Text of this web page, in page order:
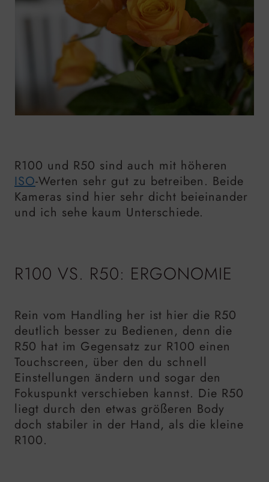
R100 und R50 sind auch mit höheren
ISO-Werten sehr gut zu betreiben. Beide
Kameras sind hier sehr dicht beieinander
und ich sehe kaum Unterschiede.
R100 VS. R50: ERGONOMIE
Rein vom Handling her ist hier die R50
deutlich besser zu Bedienen, denn die
R50 hat im Gegensatz zur R100 einen
Touchscreen, über den du schnell
Einstellungen ändern und sogar den
Fokuspunkt verschieben kannst. Die R50
liegt durch den etwas größeren Body
doch stabiler in der Hand, als die kleine
R100.